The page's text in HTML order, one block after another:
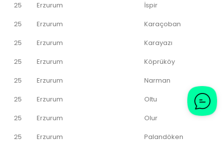
25
Erzurum
İspir
25
Erzurum
Karaçoban
25
Erzurum
Karayazı
25
Erzurum
Köprüköy
25
Erzurum
Narman
25
Erzurum
Oltu
25
Erzurum
Olur
25
Erzurum Palandöken